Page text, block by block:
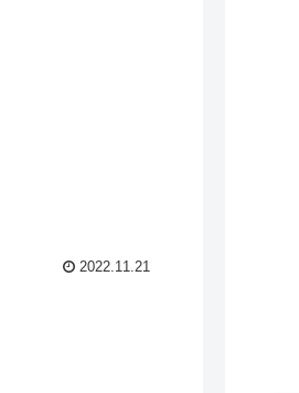
2022.11.21